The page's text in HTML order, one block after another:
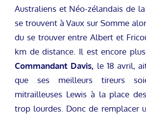
Australiens et Néo-zélandais de
se trouvent à Vaux sur Somme
du se trouver entre Albert et
km de distance. Il est encore
Commandant Davis, le 18 avril,
que ses meilleurs tireurs
mitrailleuses Lewis à la place
trop lourdes. Donc de remplacer